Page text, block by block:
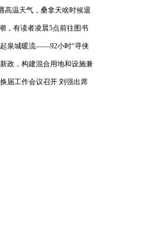
高温天气，桑拿天啥时候退
，有读者凌晨5点前往图书
泉城暖流——92小时“寻侠
政，构建混合用地和设施兼
届工作会议召开 刘强出席